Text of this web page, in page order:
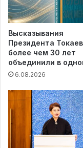
Высказывания
Президента
более чем 30 лет
объединили в
6.08.2026